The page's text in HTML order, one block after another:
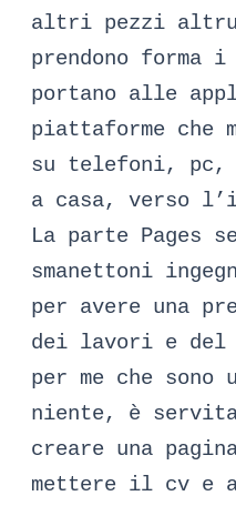
altri pezzi
prendono forma
portano alle
piattaforme che
su telefoni, pc,
a casa, verso
La parte Pages
smanettoni
per avere una
dei lavori e del
per me che
niente, è servita
creare una
mettere il cv e